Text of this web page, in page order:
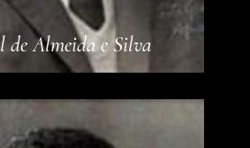
de Almeida e Silva